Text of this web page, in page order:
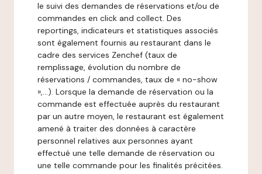
le suivi des demandes de réservations et/ou de
commandes en click and collect. Des
reportings, indicateurs et statistiques associés
sont également fournis au restaurant dans le
cadre des services Zenchef (taux de
remplissage, évolution du nombre de
réservations / commandes, taux de « no-show
»,…). Lorsque la demande de réservation ou la
commande est effectuée auprès du restaurant
par un autre moyen, le restaurant est également
amené à traiter des données à caractère
personnel relatives aux personnes ayant
effectué une telle demande de réservation ou
une telle commande pour les finalités précitées.